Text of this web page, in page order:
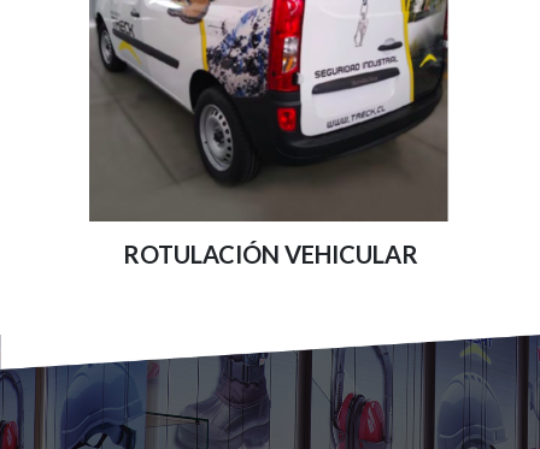
ROTULACIÓN VEHICULAR